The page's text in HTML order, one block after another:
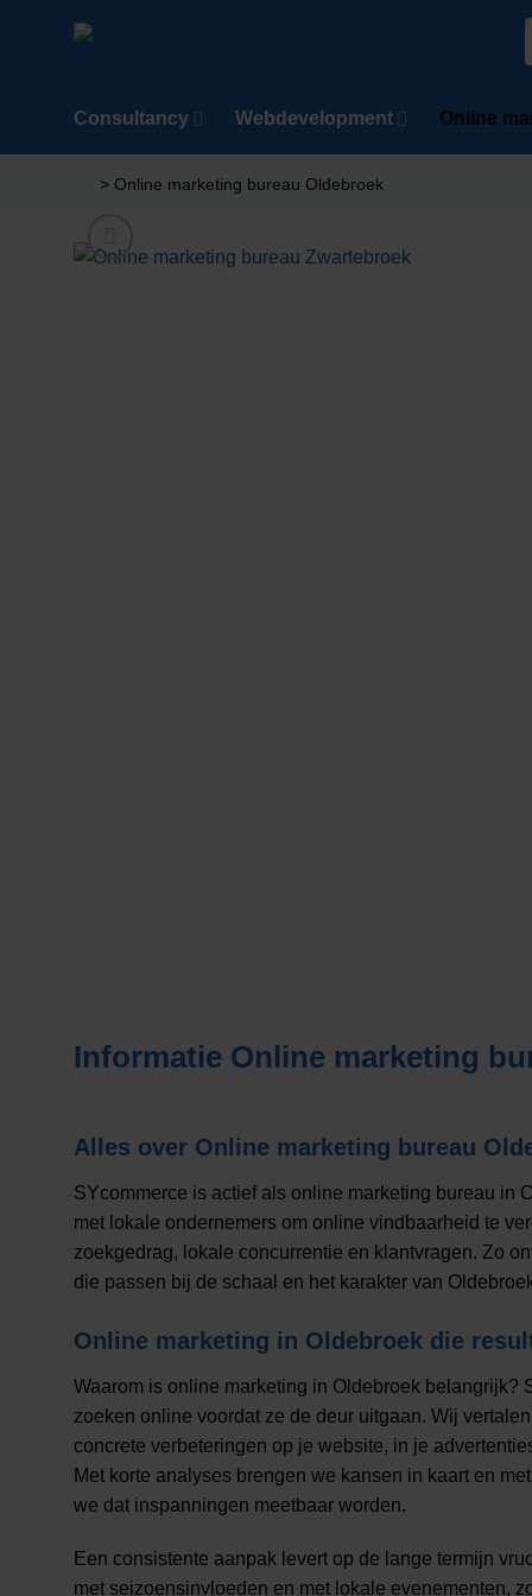
Consultancy Webdevelopment Online
> Online marketing bureau Oldebroek
Informatie Online marketing
Alles over Online marketing bureau
SYcommerce is actief als online marketing bureau in
met lokale ondernemers om online vindbaarheid te
zoekgedrag, lokale concurrentie en klantvragen. Zo
die passen bij de schaal en het karakter van
Online marketing in Oldebroek die
Waarom is online marketing in Oldebroek belangrijk?
zoeken online voordat ze de deur uitgaan. Wij
concrete verbeteringen op je website, in je
Met korte analyses brengen we kansen in kaart en
we dat inspanningen meetbaar worden.
Een consistente aanpak levert op de lange termijn
met seizoensinvloeden en met lokale evenementen,